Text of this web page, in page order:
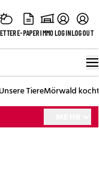
E-PAPERIMMOLOGINLOGOUT
Unsere TiereMörwald kocht